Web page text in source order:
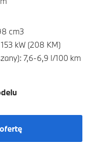
cm3
kW (208 KM)
7,6-6,9 l/100 km